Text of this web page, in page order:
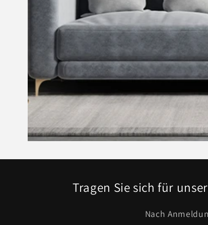
Tragen Sie sich für
Nach